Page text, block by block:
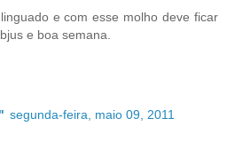
e com esse molho deve ficar
e boa semana.
segunda-feira, maio 09, 2011